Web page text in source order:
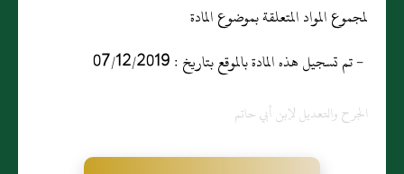
لمجموع المواد المتعلقة بموضوع المادة
- تم تسجيل هذه المادة بالموقع بتاريخ : 07/12/2019
الجرح والتعديل لإبن أبي حاتم